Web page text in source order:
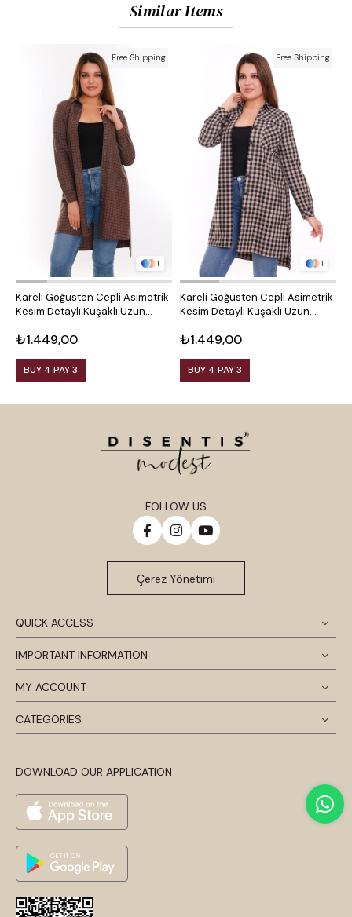
Similar Items
1
Kareli Göğüsten Cepli Asimetrik
Kesim Detaylı Kuşaklı Uzun
₺1.449,00
BUY 4 PAY 3
Free Shipping
1
Kareli Göğüsten Cepli Asimetrik
Kesim Detaylı Kuşaklı Uzun
₺1.449,00
BUY 4 PAY 3
Free Shipping
QUICK ACCESS
IMPORTANT INFORMATION
MY ACCOUNT
CATEGORİES
DOWNLOAD OUR APPLICATION
FOLLOW US
Çerez Yönetimi